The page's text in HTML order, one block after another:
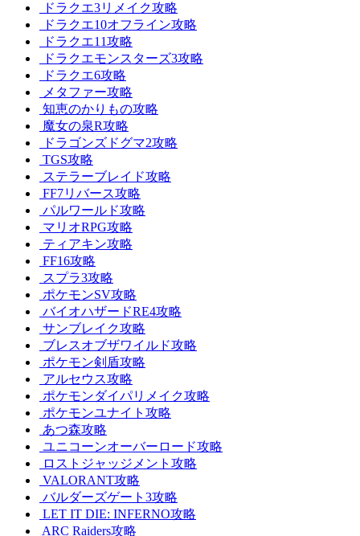
ドラクエ3リメイク攻略
ドラクエ10オフライン攻略
ドラクエ11攻略
ドラクエモンスターズ3攻略
ドラクエ6攻略
メタファー攻略
知恵のかりもの攻略
魔女の泉R攻略
ドラゴンズドグマ2攻略
TGS攻略
ステラーブレイド攻略
FF7リバース攻略
パルワールド攻略
マリオRPG攻略
ティアキン攻略
FF16攻略
スプラ3攻略
ポケモンSV攻略
バイオハザードRE4攻略
サンブレイク攻略
ブレスオブザワイルド攻略
ポケモン剣盾攻略
アルセウス攻略
ポケモンダイパリメイク攻略
ポケモンユナイト攻略
あつ森攻略
ユニコーンオーバーロード攻略
ロストジャッジメント攻略
VALORANT攻略
バルダーズゲート3攻略
LET IT DIE: INFERNO攻略
ARC Raiders攻略